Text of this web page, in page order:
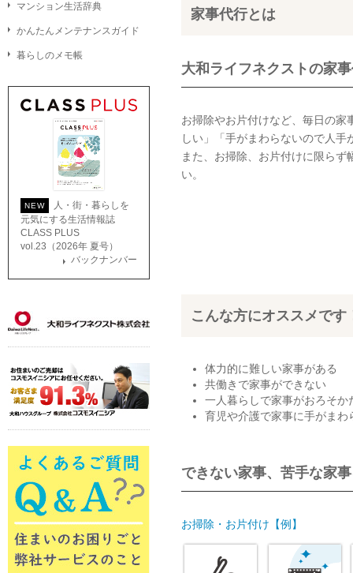
家事代行とは
大和ライフネクストの家
お掃除やお片付けなど、毎日の
しい」「手がまわらないので人
また、お掃除、お片付けに限ら
い。
こんな方にオススメです
体力的に難しい家事がある
共働きで家事ができない
一人暮らしで家事がおろそか
育児や介護で家事に手がまわ
できない家事、苦手な家
お掃除・お片付け【例】
マンション生活辞典
かんたんメンテナンスガイド
暮らしのメモ帳
NEW
人・街・暮らしを
元気にする生活情報誌
CLASS PLUS
vol.23（2026年 夏号）
バックナンバー